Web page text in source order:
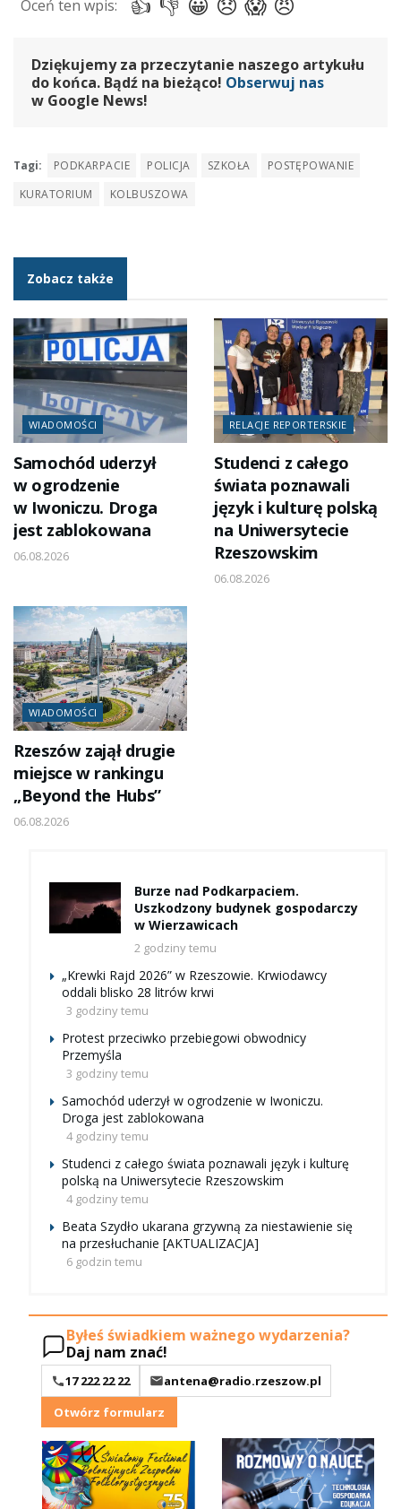
Dziękujemy za przeczytanie naszego artykułu
do końca. Bądź na bieżąco! Obserwuj nas
w Google News!
Tagi: PODKARPACIE POLICJA SZKOŁA
POSTĘPOWANIE
KURATORIUM
KOLBUSZOWA
Zobacz także
WIADOMOŚCI
Samochód uderzył
w ogrodzenie
w Iwoniczu. Droga
jest zablokowana
06.08.2026
RELACJE REPORTERSKIE
Studenci z całego
świata poznawali
język i kulturę polską
na Uniwersytecie
Rzeszowskim
06.08.2026
WIADOMOŚCI
Rzeszów zajął drugie
miejsce w rankingu
„Beyond the Hubs”
06.08.2026
Burze nad Podkarpaciem.
Uszkodzony budynek gospodarczy
w Wierzawicach
2 godziny temu
„Krewki Rajd 2026” w Rzeszowie. Krwiodawcy
oddali blisko 28 litrów krwi
3 godziny temu
Protest przeciwko przebiegowi obwodnicy
Przemyśla
3 godziny temu
Samochód uderzył w ogrodzenie w Iwoniczu.
Droga jest zablokowana
4 godziny temu
Studenci z całego świata poznawali język i kulturę
polską na Uniwersytecie Rzeszowskim
4 godziny temu
Beata Szydło ukarana grzywną za niestawienie się
na przesłuchanie [AKTUALIZACJA]
6 godzin temu
Byłeś świadkiem ważnego wydarzenia?
Daj nam znać!
17 222 22 22
antena@radio.rzeszow.pl
Otwórz formularz